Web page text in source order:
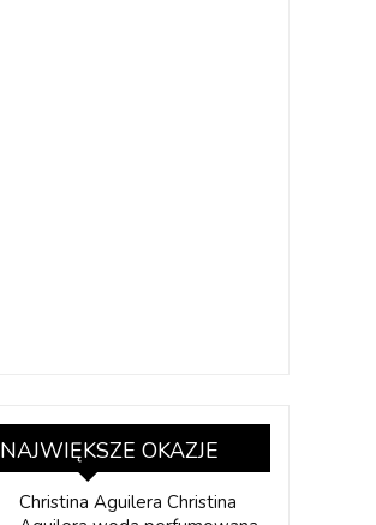
NAJWIĘKSZE OKAZJE
Christina Aguilera Christina